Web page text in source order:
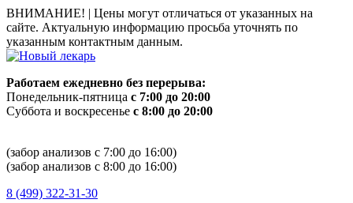
ВНИМАНИЕ! | Цены могут отличаться от указанных на
сайте. Актуальную информацию просьба уточнять по
указанным контактным данным.
Работаем ежедневно без перерыва:
Понедельник-пятница с 7:00 до 20:00
Суббота и воскресенье с 8:00 до 20:00
(забор анализов с 7:00 до 16:00)
(забор анализов с 8:00 до 16:00)
8 (499) 322-31-30